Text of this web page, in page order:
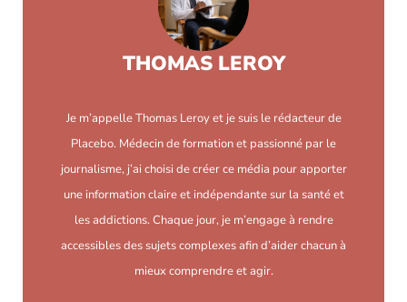
THOMAS LEROY
Je m’appelle Thomas Leroy et je suis le rédacteur de
Placebo. Médecin de formation et passionné par le
journalisme, j’ai choisi de créer ce média pour apporter
une information claire et indépendante sur la santé et
les addictions. Chaque jour, je m’engage à rendre
accessibles des sujets complexes afin d’aider chacun à
mieux comprendre et agir.